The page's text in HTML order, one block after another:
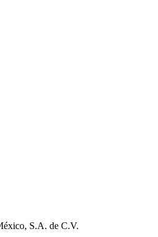
S.A. de C.V.